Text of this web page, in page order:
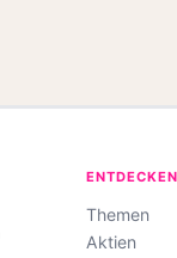
ENTDECKEN
Themen
Aktien